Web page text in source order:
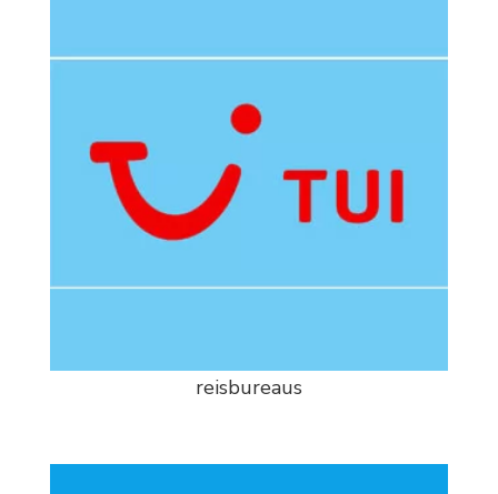
reisbureaus